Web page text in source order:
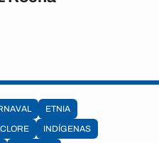
ETNIA
INDÍGENAS